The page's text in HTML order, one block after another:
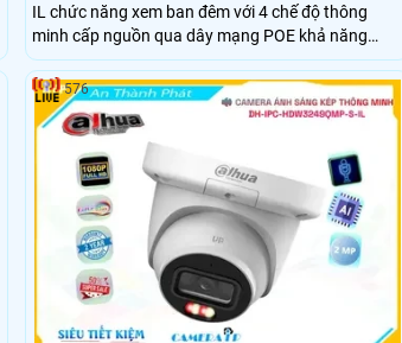
IL chức năng xem ban đêm với 4 chế độ thông
minh cấp nguồn qua dây mạng POE khả năng
intrusion hình ảnh 4.0 megapixel. Camera công
nghệ IP chống ngược sáng HDR Có cảm biến SMD
4.0 AI SSA và hỗ trợ công nghệ IP POE Digital chất
lượng.
576